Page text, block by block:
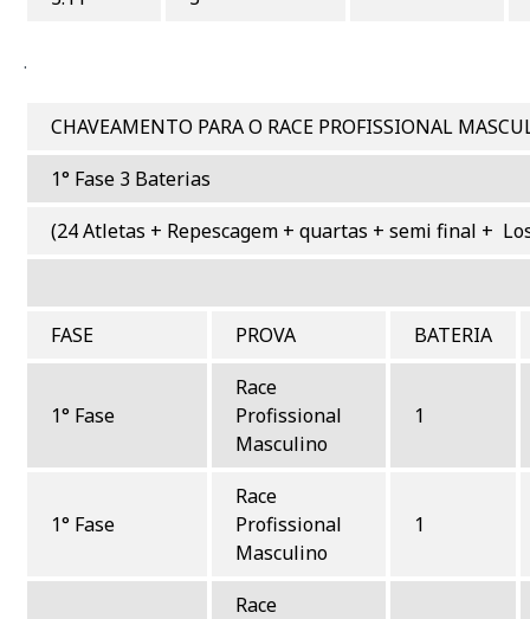
.
CHAVEAMENTO PARA O RACE PROFISSIONAL
1° Fase 3 Baterias
(24 Atletas + Repescagem + quartas + semi final +
FASE
PROVA BATERIA
1° Fase
Race
Profissional
Masculino
1
1° Fase
Race
Profissional
Masculino
1
Race